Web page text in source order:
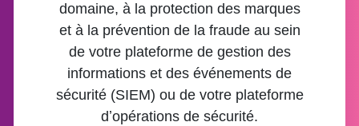
domaine, à la protection des marques
et à la prévention de la fraude au sein
de votre plateforme de gestion des
informations et des événements de
sécurité (SIEM) ou de votre plateforme
dʼopérations de sécurité.